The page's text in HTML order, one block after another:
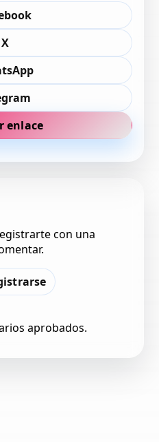
X
enlace
con una
aprobados.